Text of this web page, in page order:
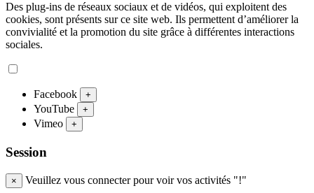
Des plug-ins de réseaux sociaux et de vidéos, qui exploitent des
cookies, sont présents sur ce site web. Ils permettent d’améliorer la
convivialité et la promotion du site grâce à différentes interactions
sociales.
Facebook +
YouTube +
Vimeo +
Session
× Veuillez vous connecter pour voir vos activités "!"